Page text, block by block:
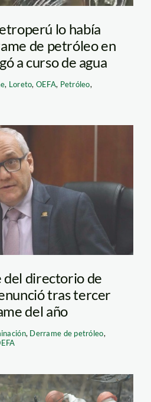
lo había
de petróleo en
a curso de agua
, Loreto, OEFA, Petróleo,
DE
del directorio de
tras tercer
del año
, Derrame de petróleo,